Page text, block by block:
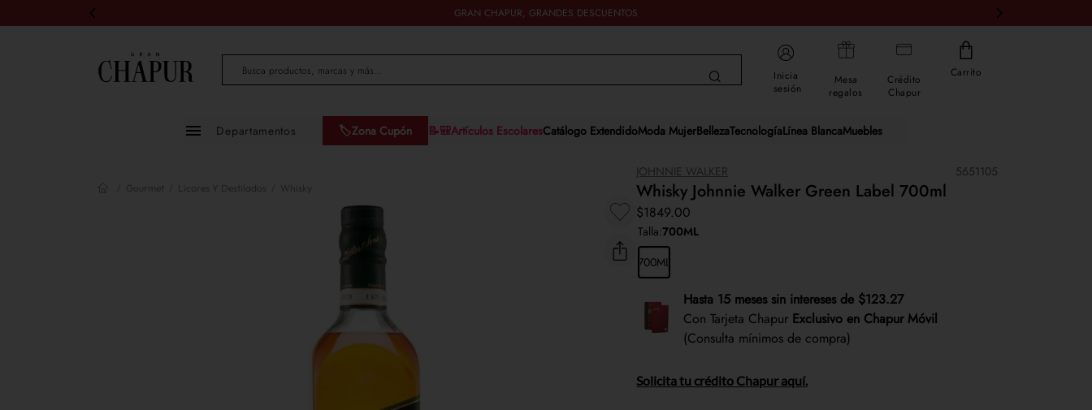
GRAN CHAPUR, GRANDES DESCUENTOS
Busca productos, marcas y más...
Inicia
sesión
Mesa
regalos
Crédito
Chapur
Carrito
Departamentos 🏷️Zona Cupón 📝🎒Artículos EscolaresCatálogo ExtendidoModa MujerBellezaTecnologíaLínea BlancaMuebles
Gourmet Licores Y Destilados Whisky
JOHNNIE WALKER 5651105
Whisky Johnnie Walker Green Label 700ml
$1849.00
Talla:700ML
700ML
Hasta 15 meses sin intereses de $123.27
Con Tarjeta Chapur Exclusivo en Chapur Móvil
(Consulta mínimos de compra)
Solicita tu crédito Chapur aquí.